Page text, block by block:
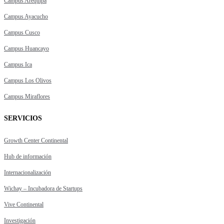
Campus Ayacucho
Campus Cusco
Campus Huancayo
Campus Ica
Campus Los Olivos
Campus Miraflores
SERVICIOS
Growth Center Continental
Hub de información
Internacionalización
Wichay – Incubadora de Startups
Vive Continental
Investigación